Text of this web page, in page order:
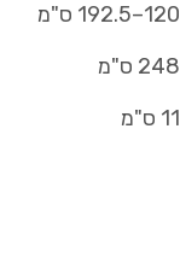
120–192.5 ס"מ
248 ס"מ
11 ס"מ